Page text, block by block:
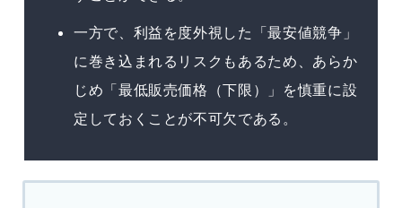
一方で、利益を度外視した「最安値競争」
に巻き込まれるリスクもあるため、あらか
じめ「最低販売価格（下限）」を慎重に設
定しておくことが不可欠である。